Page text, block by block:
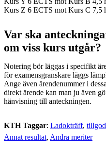
Kurs Z 6 ECTS mot Kurs C 7,5
Var ska
om viss kurs utgår?
Notering bör läggas i specifikt
för examensgranskare läggs
Ange även ärendenummer i
direkt ärende kan man ju även
hänvisning till anteckningen.
KTH Taggar: Ladokträff
Annat resultat Andra meriter